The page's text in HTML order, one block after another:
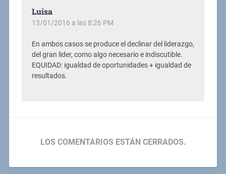
Luisa
13/01/2016 a las 8:26 PM
En ambos casos se produce el declinar del liderazgo,
del gran lider, como algo necesario e indiscutible.
EQUIDAD: igualdad de oportunidades + igualdad de
resultados.
LOS COMENTARIOS ESTÁN CERRADOS.